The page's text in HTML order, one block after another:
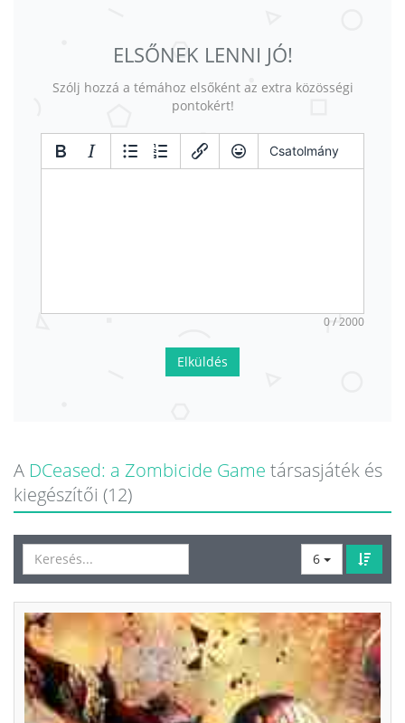
ELSŐNEK LENNI JÓ!
Szólj hozzá a témához elsőként az extra közösségi
pontokért!
Csatolmány
0 / 2000
Elküldés
A DCeased: a Zombicide Game társasjáték és
kiegészítői (12)
6